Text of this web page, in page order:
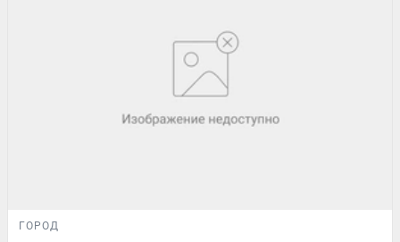
ГОРОД